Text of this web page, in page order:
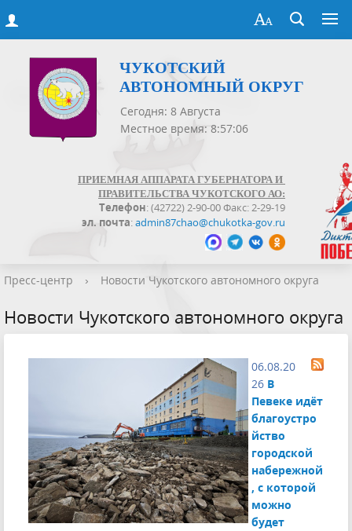
ЧУКОТСКИЙ
АВТОНОМНЫЙ ОКРУГ
Сегодня: 8 Августа
Местное время: 8:57:06
ПРИЕМНАЯ АППАРАТА ГУБЕРНАТОРА И
ПРАВИТЕЛЬСТВА ЧУКОТСКОГО АО:
Телефон: (42722) 2-90-00 Факс: 2-29-19
эл. почта:admin87chao@chukotka-gov.ru
Пресс-центр › Новости Чукотского автономного округа
Новости Чукотского автономного округа
06.08.20
26 В
Певеке идёт
благоустро
йство
городской
набережной
, с которой
можно
будет